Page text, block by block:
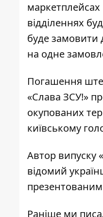
маркетплейсах
відділеннях
буде замовити
на одне
Погашення
«Слава ЗСУ!»
окупованих
київському
Автор випуску
відомий
Раніше ми